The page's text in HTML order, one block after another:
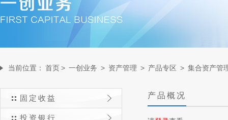
当前位置： 首页> 一创业务 > 资产管理 > 产品专区 > 集合资产管
固定收益
投资银行
产品概况